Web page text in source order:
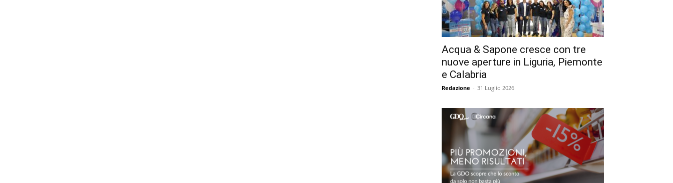
Acqua & Sapone cresce con tre
nuove aperture in Liguria, Piemonte
e Calabria
Redazione - 31 Luglio 2026